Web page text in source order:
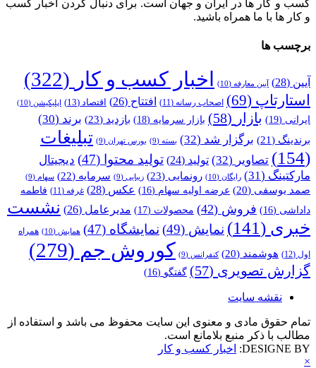
کسب و کار ها در ایران و جهان است. برای دنبال کردن اخبار کسب
و کار ها با ما همراه باشید.
برچسب ها
آیین (28) آیین معارفه (10) اخبار کسب و کار (322)
استارتاپ (69) اصحاب رسانه (11) افتتاح (26) اقتصاد (13) اپلیکیشن (10)
ایرانی (19) بازار (58) بازار سرمایه (18) بازدید (23) برند (30)
برندینگ (21) برگزار شد (32) بسته (9) بورس تهران (9)
تبلیغات
(154)
تصاویر (32) تولید (24) تولید محتوا (47)
دیجیتال
مارکتینگ (31) رایگان (10) رونمایی (23) زیبایی (9) سرمایه (22) سهام (9)
صمد یوسفی (20) عرضه اولیه سهام (16) عکس (28) غرفه (11)
فاطمه
داداشی (16) فروش (42) محصولات (17) مدیرعامل (26)
نشست
خبری (141) نمایش (49) نمایشگاه (47) همایش (10) همراه
اول (12) هوشمند (20) کنفرانس (9) کوروش جم (279)
گزارش تصویری (57) گفتگو (16)
نقشه سایت
تمام حقوق مادی و معنوی این سایت محفوظ می باشد و استفاده از
مطالب با ذکر منبع بلامانع است.
DESIGNE BY:
اخبار کسب و کار
×